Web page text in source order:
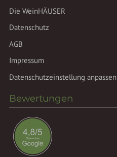
Die WeinHÄUSER
Datenschutz
AGB
Impressum
Datenschutzeinstellung anpassen
Bewertungen